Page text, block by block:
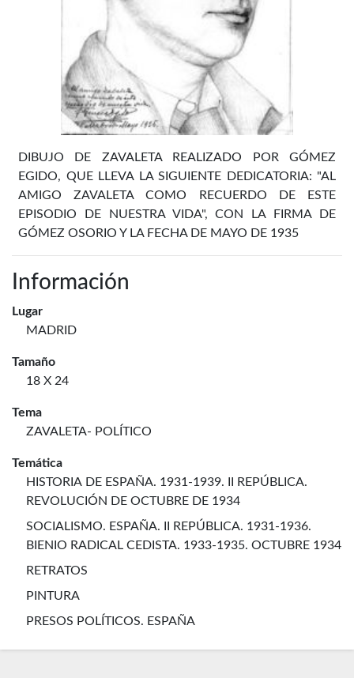
DIBUJO DE ZAVALETA REALIZADO POR GÓMEZ
EGIDO, QUE LLEVA LA SIGUIENTE DEDICATORIA: "AL
AMIGO ZAVALETA COMO RECUERDO DE ESTE
EPISODIO DE NUESTRA VIDA", CON LA FIRMA DE
GÓMEZ OSORIO Y LA FECHA DE MAYO DE 1935
Información
Lugar
MADRID
Tamaño
18 X 24
Tema
ZAVALETA- POLÍTICO
Temática
HISTORIA DE ESPAÑA. 1931-1939. II REPÚBLICA.
REVOLUCIÓN DE OCTUBRE DE 1934
SOCIALISMO. ESPAÑA. II REPÚBLICA. 1931-1936.
BIENIO RADICAL CEDISTA. 1933-1935. OCTUBRE 1934
RETRATOS
PINTURA
PRESOS POLÍTICOS. ESPAÑA